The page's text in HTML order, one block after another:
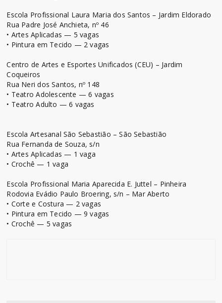
Escola Profissional Laura Maria dos Santos – Jardim Eldorado
Rua Padre José Anchieta, nº 46
• Artes Aplicadas — 5 vagas
• Pintura em Tecido — 2 vagas
Centro de Artes e Esportes Unificados (CEU) – Jardim
Coqueiros
Rua Neri dos Santos, nº 148
• Teatro Adolescente — 6 vagas
• Teatro Adulto — 6 vagas
Escola Artesanal São Sebastião – São Sebastião
Rua Fernanda de Souza, s/n
• Artes Aplicadas — 1 vaga
• Crochê — 1 vaga
Escola Profissional Maria Aparecida E. Juttel – Pinheira
Rodovia Evádio Paulo Broering, s/n – Mar Aberto
• Corte e Costura — 2 vagas
• Pintura em Tecido — 9 vagas
• Crochê — 5 vagas